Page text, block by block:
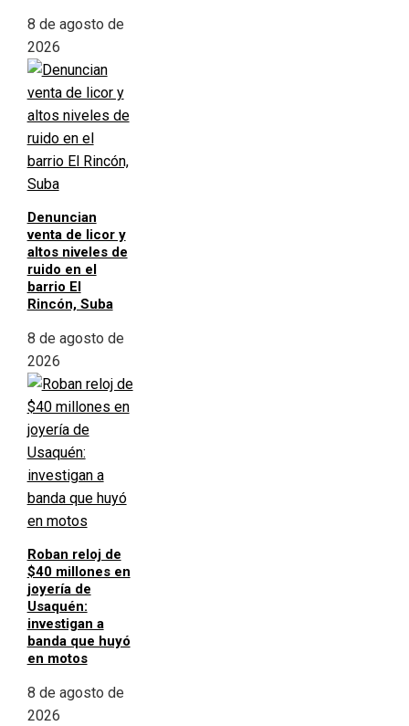
8 de agosto de
2026
Denuncian
venta de licor y
altos niveles de
ruido en el
barrio El
Rincón, Suba
8 de agosto de
2026
Roban reloj de
$40 millones en
joyería de
Usaquén:
investigan a
banda que huyó
en motos
8 de agosto de
2026